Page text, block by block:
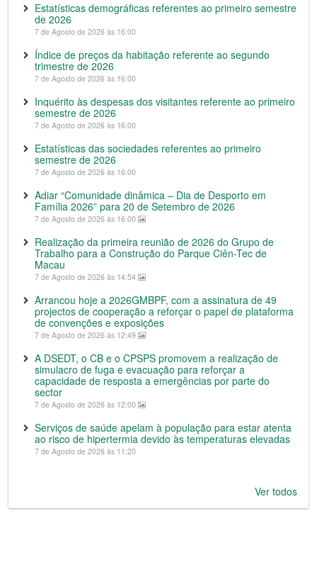
Estatísticas demográficas referentes ao primeiro semestre
de 2026
7 de Agosto de 2026 às 16:00
Índice de preços da habitação referente ao segundo
trimestre de 2026
7 de Agosto de 2026 às 16:00
Inquérito às despesas dos visitantes referente ao primeiro
semestre de 2026
7 de Agosto de 2026 às 16:00
Estatísticas das sociedades referentes ao primeiro
semestre de 2026
7 de Agosto de 2026 às 16:00
Adiar “Comunidade dinâmica – Dia de Desporto em
Família 2026” para 20 de Setembro de 2026
7 de Agosto de 2026 às 16:00
Realização da primeira reunião de 2026 do Grupo de
Trabalho para a Construção do Parque Ciên-Tec de
Macau
7 de Agosto de 2026 às 14:54
Arrancou hoje a 2026GMBPF, com a assinatura de 49
projectos de cooperação a reforçar o papel de plataforma
de convenções e exposições
7 de Agosto de 2026 às 12:49
A DSEDT, o CB e o CPSPS promovem a realização de
simulacro de fuga e evacuação para reforçar a
capacidade de resposta a emergências por parte do
sector
7 de Agosto de 2026 às 12:00
Serviços de saúde apelam à população para estar atenta
ao risco de hipertermia devido às temperaturas elevadas
7 de Agosto de 2026 às 11:20
Ver todos